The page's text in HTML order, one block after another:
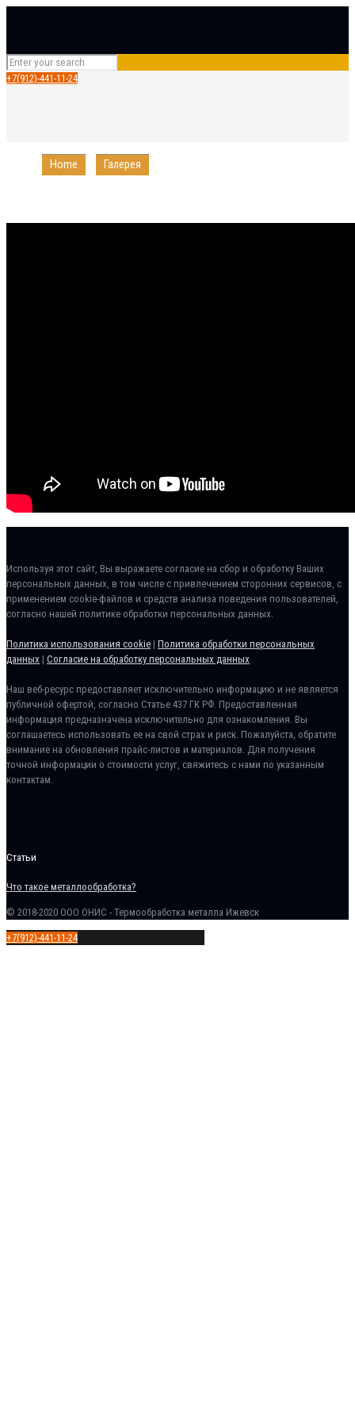
+7(912)-441-11-24
Home Галерея
Используя этот сайт, Вы выражаете согласие на сбор и обработку Ваших
персональных данных, в том числе с привлечением сторонних сервисов, с
применением cookie-файлов и средств анализа поведения пользователей,
согласно нашей политике обработки персональных данных.
Политика использования cookie | Политика обработки персональных
данных | Согласие на обработку персональных данных
Наш веб-ресурс предоставляет исключительно информацию и не является
публичной офертой, согласно Статье 437 ГК РФ. Предоставленная
информация предназначена исключительно для ознакомления. Вы
соглашаетесь использовать ее на свой страх и риск. Пожалуйста, обратите
внимание на обновления прайс-листов и материалов. Для получения
точной информации о стоимости услуг, свяжитесь с нами по указанным
контактам.
Статьи
Что такое металлообработка?
© 2018-2020 ООО ОНИС - Термообработка металла Ижевск
+7(912)-441-11-24